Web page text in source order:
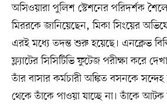
অসিওয়ারা পুলিশ স্টেশনের পরিদর্শক
মিররকে জানিয়েছেন, মিকা সিংয়ের
এরই মধ্যে তদন্ত শুরু হয়েছে। এনক্লেভ
ফ্ল্যাটের সিসিটিভি ফুটেজ পরীক্ষা করে
তাঁর বাসার কর্মচারী অঙ্কিত বসনকে
থেকে তাঁকে পাওয়া যাচ্ছে না। তাঁকে আটক